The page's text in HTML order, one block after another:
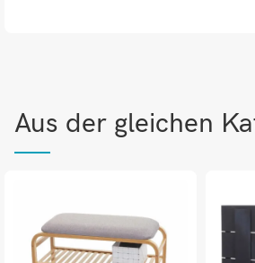
Aus der gleichen